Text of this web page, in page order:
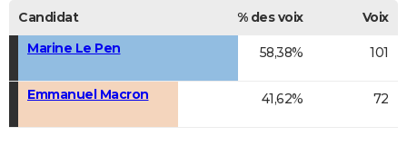
Bricolage
Culture
Television
Voyage
Candidat % des voix
Voix
Marine Le Pen
58,38% 101
Emmanuel Macron 41,62% 72